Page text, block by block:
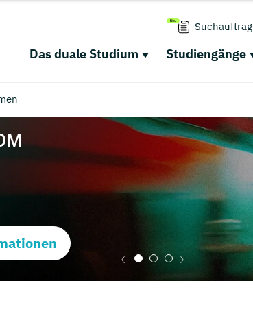
Suchauftrag
Das duale Studium Studiengänge